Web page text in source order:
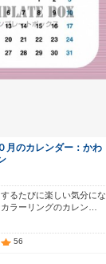
月のカレンダー：かわ
るたびに楽しい気分にな
ラーリングのカレン…
56